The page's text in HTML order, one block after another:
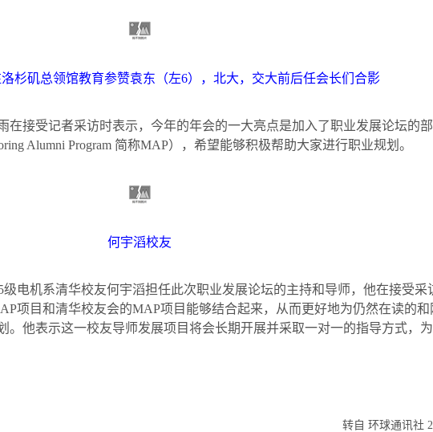
杉矶总领馆教育参赞袁东（左6），北大，交大前后任会长们合影
在接受记者采访时表示，今年的年会的一大亮点是加入了职业发展论坛的
Alumni Program 简称MAP），希望能够积极帮助大家进行职业规划。
何宇滔校友
级电机系清华校友何宇滔担任此次职业发展论坛的主持和导师，他在接受采
项目和清华校友会的MAP项目能够结合起来，从而更好地为仍然在读的
。他表示这一校友导师发展项目将会长期开展并采取一对一的指导方式，
转自 环球通讯社